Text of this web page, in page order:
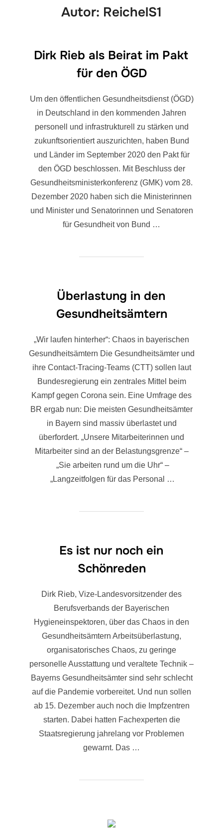
Autor: ReichelS1
Dirk Rieb als Beirat im Pakt
für den ÖGD
Um den öffentlichen Gesundheitsdienst (ÖGD)
in Deutschland in den kommenden Jahren
personell und infrastrukturell zu stärken und
zukunftsorientiert auszurichten, haben Bund
und Länder im September 2020 den Pakt für
den ÖGD beschlossen. Mit Beschluss der
Gesundheitsministerkonferenz (GMK) vom 28.
Dezember 2020 haben sich die Ministerinnen
und Minister und Senatorinnen und Senatoren
für Gesundheit von Bund …
Überlastung in den
Gesundheitsämtern
„Wir laufen hinterher“: Chaos in bayerischen
Gesundheitsämtern Die Gesundheitsämter und
ihre Contact-Tracing-Teams (CTT) sollen laut
Bundesregierung ein zentrales Mittel beim
Kampf gegen Corona sein. Eine Umfrage des
BR ergab nun: Die meisten Gesundheitsämter
in Bayern sind massiv überlastet und
überfordert. „Unsere Mitarbeiterinnen und
Mitarbeiter sind an der Belastungsgrenze“ –
„Sie arbeiten rund um die Uhr“ –
„Langzeitfolgen für das Personal …
Es ist nur noch ein
Schönreden
Dirk Rieb, Vize-Landesvorsitzender des
Berufsverbands der Bayerischen
Hygieneinspektoren, über das Chaos in den
Gesundheitsämtern Arbeitsüberlastung,
organisatorisches Chaos, zu geringe
personelle Ausstattung und veraltete Technik –
Bayerns Gesundheitsämter sind sehr schlecht
auf die Pandemie vorbereitet. Und nun sollen
ab 15. Dezember auch noch die Impfzentren
starten. Dabei hatten Fachexperten die
Staatsregierung jahrelang vor Problemen
gewarnt. Das …